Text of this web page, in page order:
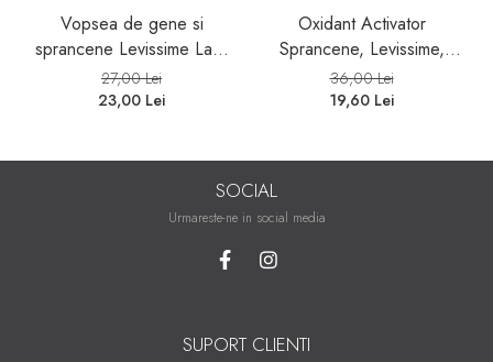
Vopsea de gene si
sprancene Levissime Lash
Color 7-7 Maro Deschis
15ml
27,00 Lei
23,00 Lei
Oxidant Activator
Sprancene, Levissime,
1,8%, 90 ml
36,00 Lei
19,60 Lei
SOCIAL
Urmareste-ne in social media
SUPORT CLIENTI